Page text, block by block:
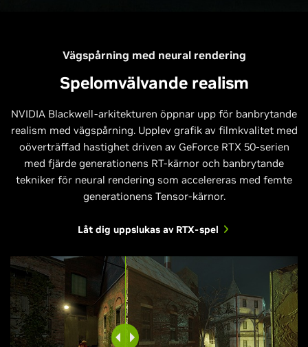
Vägspårning med neural rendering
Spelomvälvande realism
NVIDIA Blackwell-arkitekturen öppnar upp för banbrytande
realism med vägspårning. Upplev grafik av filmkvalitet med
oöverträffad hastighet driven av GeForce RTX 50-serien
med fjärde generationens RT-kärnor och banbrytande
tekniker för neural rendering som accelereras med femte
generationens Tensor-kärnor.
Låt dig uppslukas av RTX-spel